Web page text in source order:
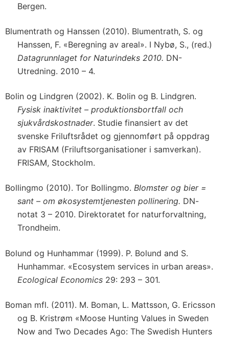
Bergen.
Blumentrath og Hanssen (2010). Blumentrath, S. og
Hanssen, F. «Beregning av areal». I Nybø, S., (red.)
Datagrunnlaget for Naturindeks 2010. DN-
Utredning. 2010 – 4.
Bolin og Lindgren (2002). K. Bolin og B. Lindgren.
Fysisk inaktivitet – produktionsbortfall och
sjukvårdskostnader. Studie finansiert av det
svenske Friluftsrådet og gjennomført på oppdrag
av FRISAM (Friluftsorganisationer i samverkan).
FRISAM, Stockholm.
Bollingmo (2010). Tor Bollingmo. Blomster og bier =
sant – om økosystemtjenesten pollinering. DN-
notat 3 – 2010. Direktoratet for naturforvaltning,
Trondheim.
Bolund og Hunhammar (1999). P. Bolund and S.
Hunhammar. «Ecosystem services in urban areas».
Ecological Economics 29: 293 – 301.
Boman mfl. (2011). M. Boman, L. Mattsson, G. Ericsson
og B. Kristrøm «Moose Hunting Values in Sweden
Now and Two Decades Ago: The Swedish Hunters